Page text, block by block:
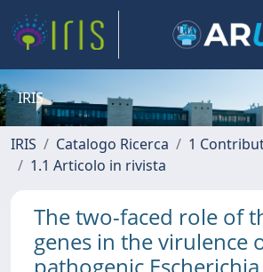
IRIS
IRIS Catalogo Ricerca
1
1.1 Articolo in rivista
The two-faced role of
genes in the virulence